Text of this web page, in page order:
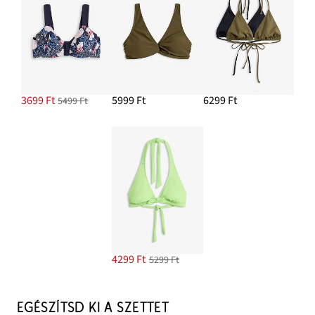
HOZZÁADÁS A KOSÁRHOZ
5499 Ft
HOZZÁADÁS A KOSÁRHOZ
3699 Ft 5499 Ft 5999 Ft 6299 Ft
4299 Ft 5299 Ft
EGÉSZÍTSD KI A SZETTET